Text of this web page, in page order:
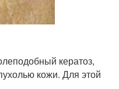
кератоз,
кожи. Для этой